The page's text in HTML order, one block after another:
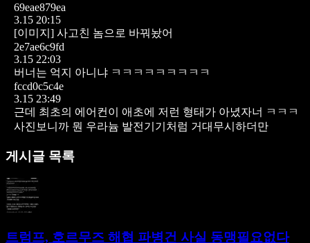
69eae879ea
3.15 20:15
[이미지] 사고친 놈으로 바꿔놨어
2e7ae6c9fd
3.15 22:03
버너는 억지 아니냐 ㅋㅋㅋㅋㅋㅋㅋㅋㅋ
fccd0c5c4e
3.15 23:49
근데 최초의 에어컨이 애초에 저런 형태가 아녔자너 ㅋㅋㅋ
사진보니까 뭔 우라늄 발전기기처럼 거대무시하더만
게시글 목록
트럼프, 호르무즈 해협 파병건 사실 동맹필요없다